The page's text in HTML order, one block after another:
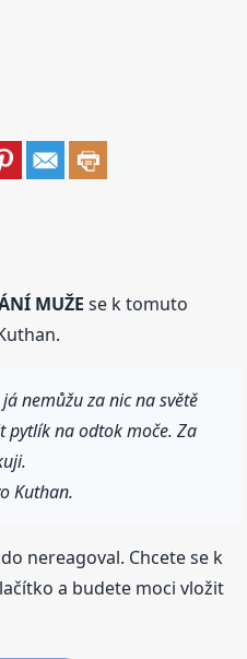
MUŽE se k tomuto
nemůžu za nic na světě
na odtok moče. Za
Kuthan.
nereagoval. Chcete se k
a budete moci vložit